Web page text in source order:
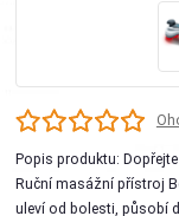
Popis produktu:
Ruční masážní přístroj
uleví od bolesti, působí